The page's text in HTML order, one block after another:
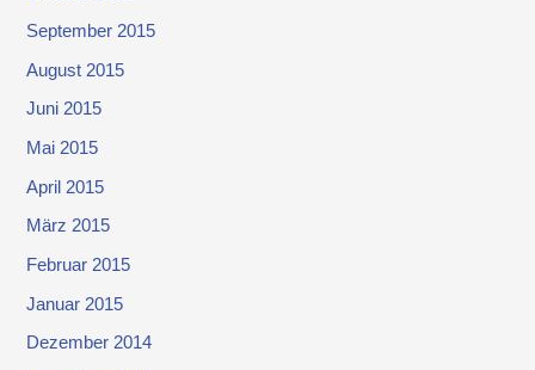
September 2015
August 2015
Juni 2015
Mai 2015
April 2015
März 2015
Februar 2015
Januar 2015
Dezember 2014